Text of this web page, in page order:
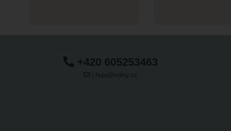
+420 605253463
j.huja@volny.cz